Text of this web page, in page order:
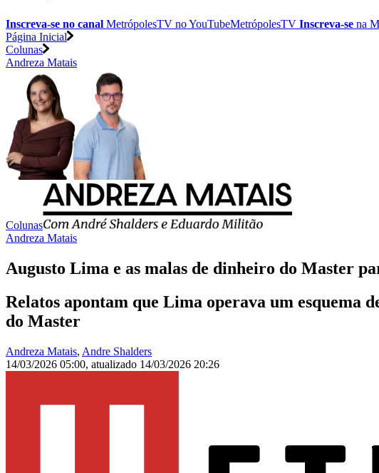
Inscreva-se no canal MetrópolesTV noYouTubeMetrópolesTV Inscreva-se na
Página Inicial
Colunas
Andreza Matais
Colunas
Andreza Matais
Augusto Lima e as malas de dinheiro do Master
Relatos apontam que Lima operava um esquema
do Master
Andreza Matais, Andre Shalders
14/03/2026 05:00, atualizado 14/03/2026 20:26